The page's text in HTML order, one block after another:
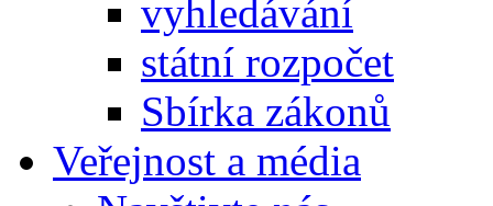
vyhledávání
státní rozpočet
Sbírka zákonů
Veřejnost a média